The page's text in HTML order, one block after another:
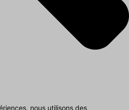
nous utilisons des